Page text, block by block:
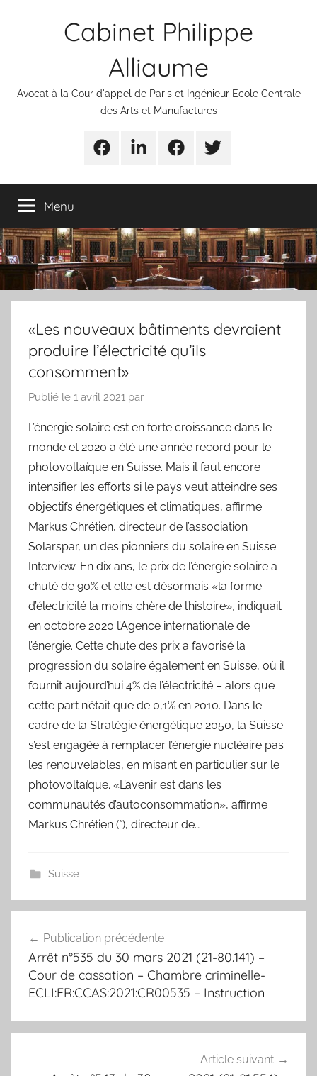
Cabinet Philippe
Alliaume
Avocat à la Cour d'appel de Paris et Ingénieur Ecole Centrale
des Arts et Manufactures
UrgencesLinkedinFacebookTwitter
Menu
«Les nouveaux bâtiments devraient
produire l’électricité qu’ils
consomment»
Publié le 1 avril 2021 par
L’énergie solaire est en forte croissance dans le
monde et 2020 a été une année record pour le
photovoltaïque en Suisse. Mais il faut encore
intensifier les efforts si le pays veut atteindre ses
objectifs énergétiques et climatiques, affirme
Markus Chrétien, directeur de l’association
Solarspar, un des pionniers du solaire en Suisse.
Interview. En dix ans, le prix de l’énergie solaire a
chuté de 90% et elle est désormais «la forme
d’électricité la moins chère de l’histoire», indiquait
en octobre 2020 l’Agence internationale de
l’énergie. Cette chute des prix a favorisé la
progression du solaire également en Suisse, où il
fournit aujourd’hui 4% de l’électricité – alors que
cette part n’était que de 0,1% en 2010. Dans le
cadre de la Stratégie énergétique 2050, la Suisse
s’est engagée à remplacer l’énergie nucléaire pas
les renouvelables, en misant en particulier sur le
photovoltaïque. «L’avenir est dans les
communautés d’autoconsommation», affirme
Markus Chrétien (*), directeur de…
Suisse
de
l’article
Publication précédente
Arrêt n°535 du 30 mars 2021 (21-80.141) –
Cour de cassation – Chambre criminelle-
ECLI:FR:CCAS:2021:CR00535 – Instruction
Article suivant